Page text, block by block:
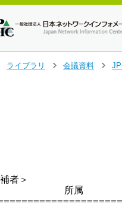
ライブラリ
会議資料
者＞
所属